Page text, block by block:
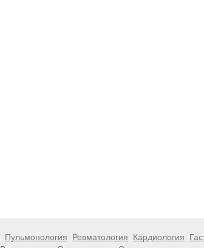
Пульмонология Ревматология Кардиология